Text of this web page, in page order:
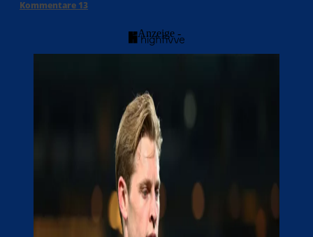
Kommentare 13
- Anzeige -